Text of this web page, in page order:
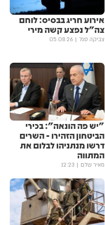
אירוע חריג בבסיס: לוחם
צה"ל נפצע קשה מירי
צביקה סגל 05.08.26
"יש פה הונאה": בכירי
הביטחון הזהירו - השרים
דרשו מנתניהו לבלום את
המתווה
מאיר שלם 12:23